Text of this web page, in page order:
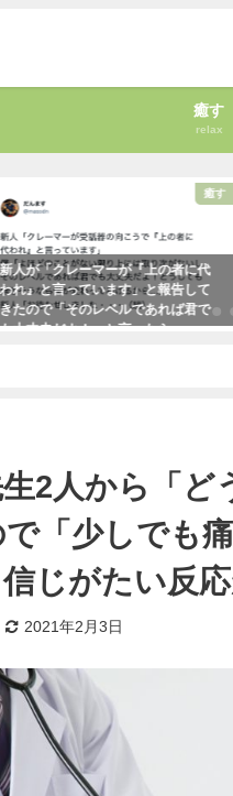
癒す
relax
癒す
新人が「クレーマーが『上の者に代
われ』と言っています」と報告して
きたので「そのレベルであれば君で
も大丈夫だよ！」と言ったら・・・
2人から「ど
「少しでも
じがたい反
2021年2月3日